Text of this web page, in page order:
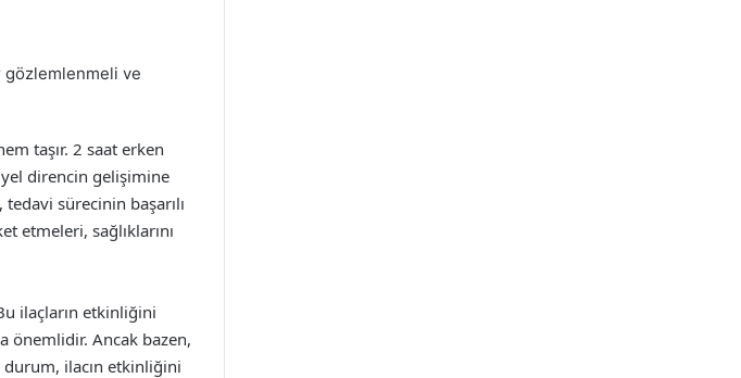
gözlemlenmeli ve
taşır. 2 saat erken
direncin gelişimine
sürecinin başarılı
etmeleri, sağlıklarını
ilaçların etkinliğini
önemlidir. Ancak bazen,
ilacın etkinliğini